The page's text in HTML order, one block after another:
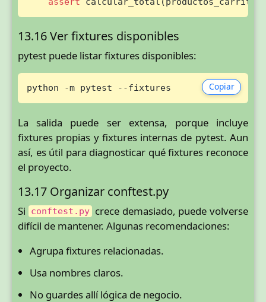
13.16 Ver fixtures disponibles
pytest puede listar fixtures disponibles:
Copiar
python -m pytest --fixtures
La salida puede ser extensa, porque incluye
fixtures propias y fixtures internas de pytest. Aun
así, es útil para diagnosticar qué fixtures reconoce
el proyecto.
13.17 Organizar conftest.py
Si conftest.py crece demasiado, puede volverse
difícil de mantener. Algunas recomendaciones:
Agrupa fixtures relacionadas.
Usa nombres claros.
No guardes allí lógica de negocio.